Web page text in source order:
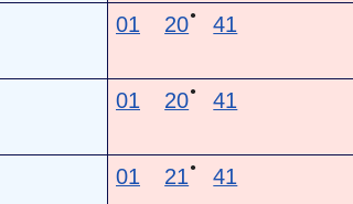
01 20● 41
01 20● 41
01 21 ● 41